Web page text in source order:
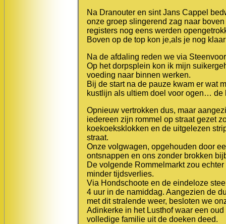
Na Dranouter en sint Jans Cappel
onze groep slingerend zag naar
registers nog eens werden
Boven op de top kon je,als je nog
Na de afdaling reden we via
Op het dorpsplein kon ik mijn
voeding naar binnen werken.
Bij de start na de pauze kwam er wat
kustlijn als ultiem doel voor ogen…
Opnieuw vertrokken dus, maar
iedereen zijn rommel op straat gezet
koekoeksklokken en de uitgelezen
straat.
Onze volgwagen, opgehouden door
ontsnappen en ons zonder brokken
De volgende Rommelmarkt zou
minder tijdsverlies.
Via Hondschoote en de eindeloze
4 uur in de namiddag. Aangezien de
met dit stralende weer, besloten we
Adinkerke in het Lusthof waar een
volledige familie uit de doeken deed.